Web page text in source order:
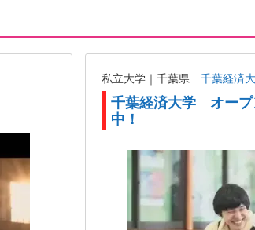
私立大学｜千葉県 千葉経済
千葉経済大学 オープ
中！